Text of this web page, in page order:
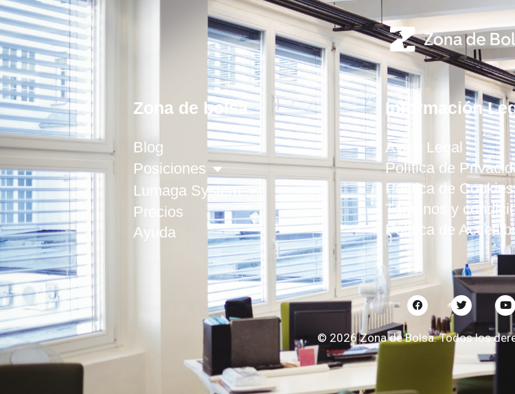
Zona de bolsa
Blog
Posiciones
Lumaga System
Precios
Ayuda
Información
Aviso Legal
Política de
Política de Cookies
Términos y
Política de
© 2026Zona de Bolsa. Todos los